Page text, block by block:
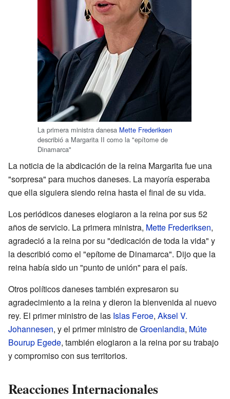
La primera ministra danesa Mette Frederiksen
describió a Margarita II como la "epítome de
Dinamarca"
La noticia de la abdicación de la reina Margarita fue una
"sorpresa" para muchos daneses. La mayoría esperaba
que ella siguiera siendo reina hasta el final de su vida.
Los periódicos daneses elogiaron a la reina por sus 52
años de servicio. La primera ministra, Mette Frederiksen,
agradeció a la reina por su "dedicación de toda la vida" y
la describió como el "epítome de Dinamarca". Dijo que la
reina había sido un "punto de unión" para el país.
Otros políticos daneses también expresaron su
agradecimiento a la reina y dieron la bienvenida al nuevo
rey. El primer ministro de las Islas Feroe, Aksel V.
Johannesen, y el primer ministro deGroenlandia, Múte
Bourup Egede, también elogiaron a la reina por su trabajo
y compromiso con sus territorios.
Reacciones Internacionales